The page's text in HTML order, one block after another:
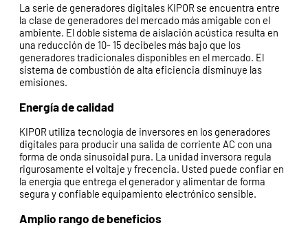
La serie de generadores digitales KIPOR se encuentra entre
la clase de generadores del mercado más amigable con el
ambiente. El doble sistema de aislación acústica resulta en
una reducción de 10- 15 decibeles más bajo que los
generadores tradicionales disponibles en el mercado. El
sistema de combustión de alta eficiencia disminuye las
emisiones.
Energía de calidad
KIPOR utiliza tecnología de inversores en los generadores
digitales para producir una salida de corriente AC con una
forma de onda sinusoidal pura. La unidad inversora regula
rigurosamente el voltaje y frecencia. Usted puede confiar en
la energía que entrega el generador y alimentar de forma
segura y confiable equipamiento electrónico sensible.
Amplio rango de beneficios